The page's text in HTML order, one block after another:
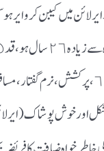
لائن میں کیبن کرو
کی ساخت سڈول بدن , وزن ٥٨ -٦٣ ، پرکشش
اور خوش پوشاک (ایر